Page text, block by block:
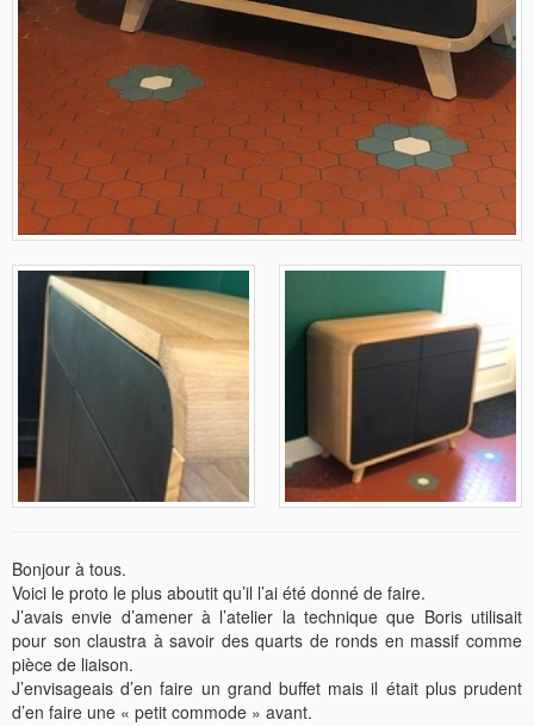
Bonjour à tous.
Voici le proto le plus aboutit qu’il l’ai été donné de faire.
J’avais envie d’amener à l’atelier la technique que Boris utilisait
pour son claustra à savoir des quarts de ronds en massif comme
pièce de liaison.
J’envisageais d’en faire un grand buffet mais il était plus prudent
d’en faire une « petit commode » avant.